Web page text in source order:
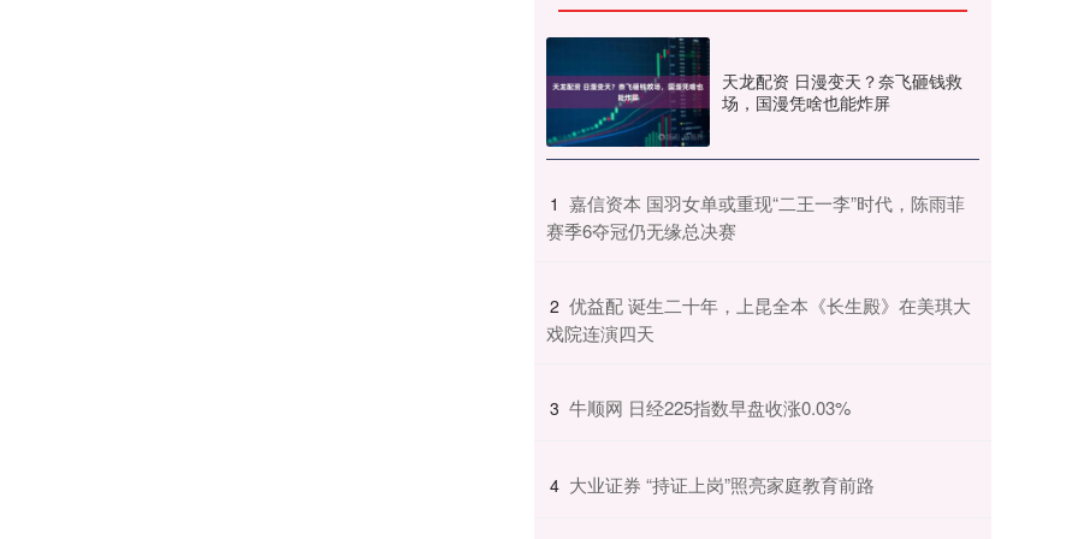
天龙配资 日漫变天？奈飞砸钱救
场，国漫凭啥也能炸屏
1 ​嘉信资本 国羽女单或重现“二王一李”时代，陈雨菲
赛季6夺冠仍无缘总决赛
2 ​优益配 诞生二十年，上昆全本《长生殿》在美琪大
戏院连演四天
3 ​牛顺网 日经225指数早盘收涨0.03%
4 ​大业证券 “持证上岗”照亮家庭教育前路